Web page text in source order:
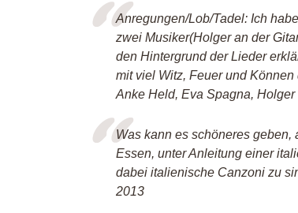
Anregungen/Lob/Tadel: Ich
zwei Musiker(Holger an der
den Hintergrund der Lieder
mit viel Witz, Feuer und
Anke Held, Eva Spagna,
Was kann es schöneres
Essen, unter Anleitung einer
dabei italienische Canzoni zu
2013